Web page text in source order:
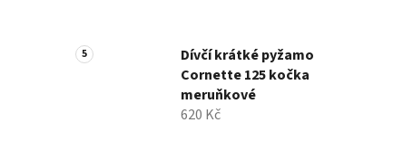
Dívčí krátké pyžamo
Cornette 125 kočka
meruňkové
620 Kč